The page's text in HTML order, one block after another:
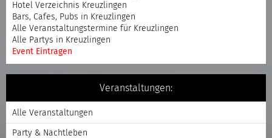
Hotel Verzeichnis Kreuzlingen
Bars, Cafes, Pubs in Kreuzlingen
Alle Veranstaltungstermine für Kreuzlingen
Alle Partys in Kreuzlingen
Event Eintragen
Veranstaltungen:
Alle Veranstaltungen
Party & Nachtleben